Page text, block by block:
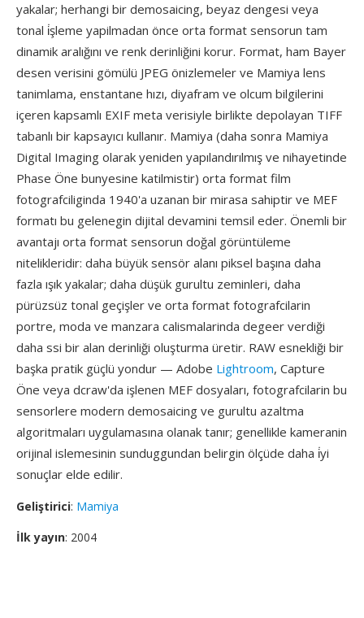
yakalar; herhangi bir demosaicing, beyaz dengesi veya
tonal i̇şleme yapilmadan önce orta format sensorun tam
dinamik aralığını ve renk derinliğini korur. Format, ham Bayer
desen verisini gömülü JPEG önizlemeler ve Mamiya lens
tanimlama, enstantane hızı, diyafram ve olcum bilgilerini
içeren kapsamlı EXIF meta verisiyle birlikte depolayan TIFF
tabanlı bir kapsayıcı kullanır. Mamiya (daha sonra Mamiya
Digital Imaging olarak yeniden yapılandırılmış ve nihayetinde
Phase Öne bunyesine katilmistir) orta format film
fotografciliginda 1940'a uzanan bir mirasa sahiptir ve MEF
formatı bu gelenegin dijital devamini temsil eder. Önemli bir
avantajı orta format sensorun doğal görüntüleme
nitelikleridir: daha büyük sensör alanı piksel başına daha
fazla ışık yakalar; daha düşük gurultu zeminleri, daha
pürüzsüz tonal geçişler ve orta format fotografcilarin
portre, moda ve manzara calismalarinda degeer verdiği
daha ssi bir alan derinliği oluşturma üretir. RAW esnekliği bir
başka pratik güçlü yondur — Adobe Lightroom, Capture
Öne veya dcraw'da işlenen MEF dosyaları, fotografcilarin bu
sensorlere modern demosaicing ve gurultu azaltma
algoritmaları uygulamasına olanak tanır; genellikle kameranin
orijinal islemesinin sunduggundan belirgin ölçüde daha i̇yi
sonuçlar elde edilir.
Geliştirici: Mamiya
İlk yayın: 2004